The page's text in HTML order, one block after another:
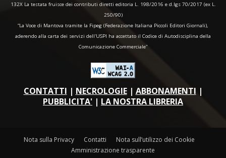
132X La testata fruisce dei contributi diretti editoria L. 198/2016 e d.lgs 70/2017 (ex L.
250/90)
“La Voce di Mantova tramite la Fipeg (Federazione Italiana Piccoli Editori Giornali),
aderendo alla carta dei servizi dell'USPI ha accettato il Codice di Autodisciplina della
Comunicazione Commerciale"
CONTATTI | NECROLOGIE| ABBONAMENTI |
PUBBLICITA' | LA NOSTRA LIBRERIA
Nota sulla Privacy Contatti
Nota sull’utilizzo dei Cookie
Amministrazione trasparente